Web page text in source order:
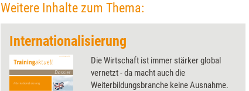
Weitere Inhalte zum Thema:
Internationalisierung
Die Wirtschaft ist immer stärker global
vernetzt - da macht auch die
Weiterbildungsbranche keine Ausnahme.